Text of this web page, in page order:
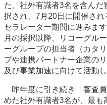
た。社外有識者3名を含ん
択され、7月20日に開催さ
セラレーター期間に進みま
月の採択以降、リコーグル
ーグループの担当者（カタ
プや連携パートナー企業の
及び事業加速に向けて活動
昨年度に引き続き「審査
めた社外有識者3名が、最も